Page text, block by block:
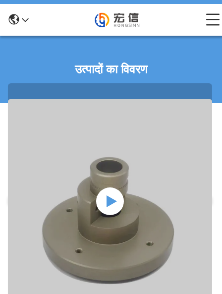
उत्पादों का विवरण